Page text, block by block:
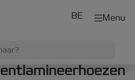
Menu
BE